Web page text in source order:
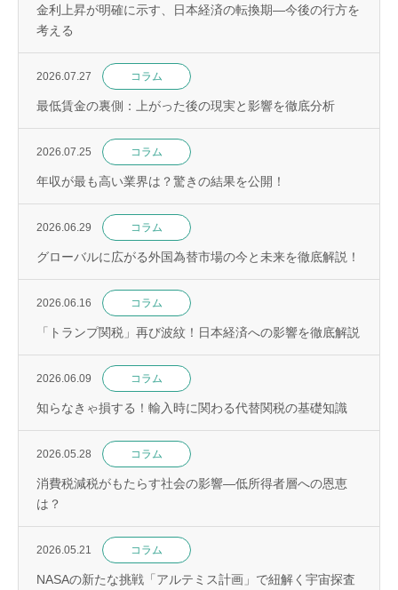
金利上昇が明確に示す、日本経済の転換期—今後の行方を
考える
2026.07.27 コラム
最低賃金の裏側：上がった後の現実と影響を徹底分析
2026.07.25 コラム
年収が最も高い業界は？驚きの結果を公開！
2026.06.29 コラム
グローバルに広がる外国為替市場の今と未来を徹底解説！
2026.06.16 コラム
「トランプ関税」再び波紋！日本経済への影響を徹底解説
2026.06.09 コラム
知らなきゃ損する！輸入時に関わる代替関税の基礎知識
2026.05.28 コラム
消費税減税がもたらす社会の影響—低所得者層への恩恵
は？
2026.05.21 コラム
NASAの新たな挑戦「アルテミス計画」で紐解く宇宙探査